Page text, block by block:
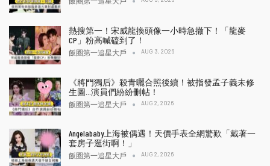
熱搜第一！宋威龍換頭像一小時急撤下！「龍麥
CP」粉高喊磕到了！
飯圈第一追星大戶 AUG 3, 2026
《將門獨后》殺青曬合照後續！被指發孟子義未修
生圖…演員們紛紛刪帖！
飯圈第一追星大戶 AUG 2, 2026
Angelababy上海被偶遇！天價手表全網驚歎「戴著一
套房子逛街啊！」
飯圈第一追星大戶 AUG 2, 2026